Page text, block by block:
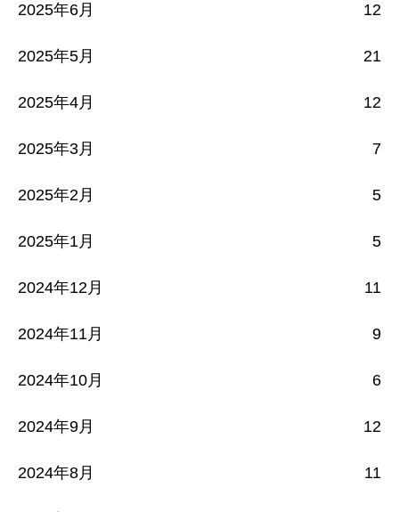
2025年6月 12
2025年5月 21
2025年4月 12
2025年3月 7
2025年2月 5
2025年1月 5
2024年12月 11
2024年11月 9
2024年10月 6
2024年9月 12
2024年8月 11